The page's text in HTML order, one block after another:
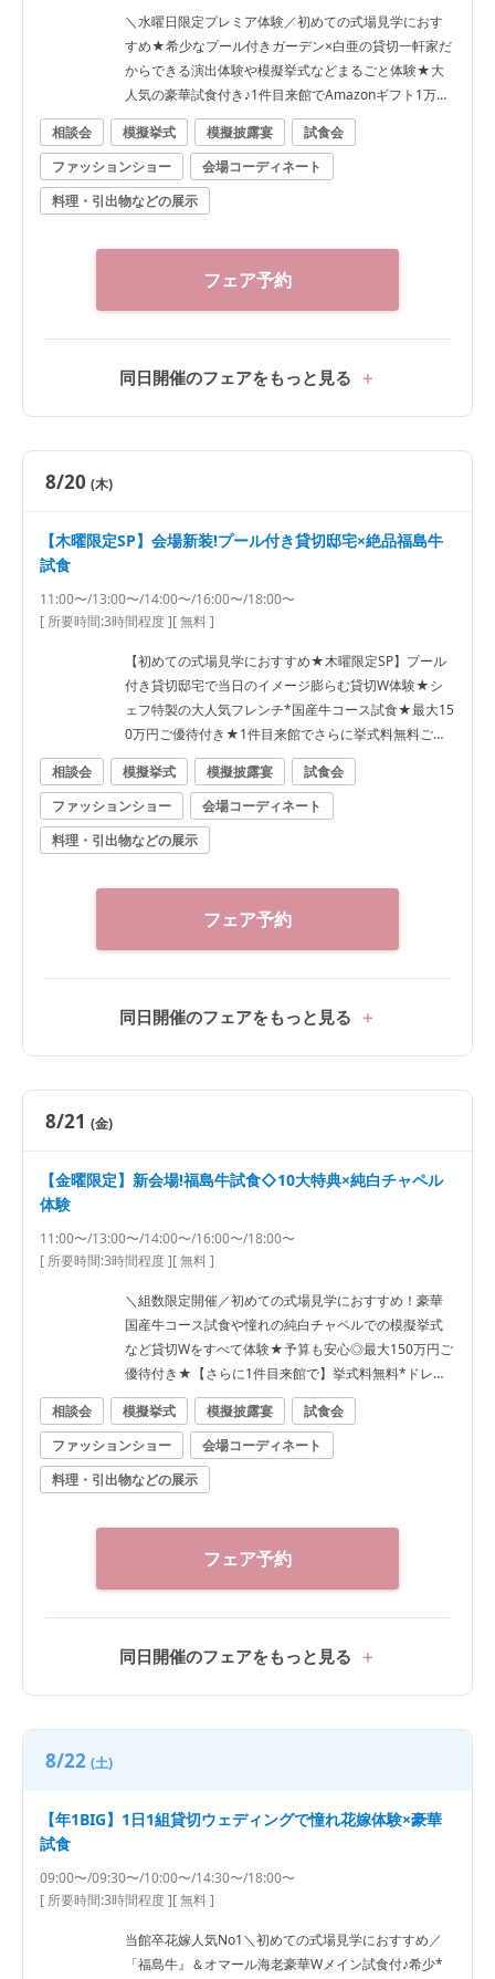
＼水曜日限定プレミア体験／初めての式場見学におす
すめ★希少なプール付きガーデン×白亜の貸切一軒家だ
からできる演出体験や模擬挙式などまるごと体験★大
人気の豪華試食付き♪1件目来館でAmazonギフト1万円
進呈
相談会 模擬挙式 模擬披露宴
試食会
ファッションショー
会場コーディネート
料理・引出物などの展示
フェア予約
同日開催のフェアをもっと見る
8/20 (木)
【木曜限定SP】会場新装!プール付き貸切邸宅×絶品福島牛
試食
11:00〜/13:00〜/14:00〜/16:00〜/18:00〜
[ 所要時間:3時間程度][ 無料 ]
【初めての式場見学におすすめ★木曜限定SP】プール
付き貸切邸宅で当日のイメージ膨らむ貸切W体験★シ
ェフ特製の大人気フレンチ*国産牛コース試食★最大15
0万円ご優待付き★1件目来館でさらに挙式料無料ご優
待★
相談会 模擬挙式 模擬披露宴
試食会
ファッションショー
会場コーディネート
料理・引出物などの展示
フェア予約
同日開催のフェアをもっと見る
8/21 (金)
【金曜限定】新会場!福島牛試食◇10大特典×純白チャペル
体験
11:00〜/13:00〜/14:00〜/16:00〜/18:00〜
[ 所要時間:3時間程度][ 無料 ]
＼組数限定開催／初めての式場見学におすすめ！豪華
国産牛コース試食や憧れの純白チャペルでの模擬挙式
など貸切Wをすべて体験★予算も安心◎最大150万円ご
優待付き★【さらに1件目来館で】挙式料無料*ドレス2
0万優待
相談会 模擬挙式 模擬披露宴
試食会
ファッションショー
会場コーディネート
料理・引出物などの展示
フェア予約
同日開催のフェアをもっと見る
8/22 (土)
【年1BIG】1日1組貸切ウェディングで憧れ花嫁体験×豪華
試食
09:00〜/09:30〜/10:00〜/14:30〜/18:00〜
[ 所要時間:3時間程度][ 無料 ]
当館卒花嫁人気No1＼初めての式場見学におすすめ／
「福島牛』＆オマール海老豪華Wメイン試食付♪希少*